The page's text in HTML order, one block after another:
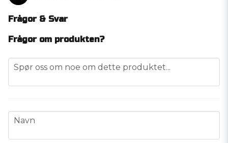
Frågor & Svar
Frågor om produkten?
question
Spør oss om noe om dette produktet...
name
Navn